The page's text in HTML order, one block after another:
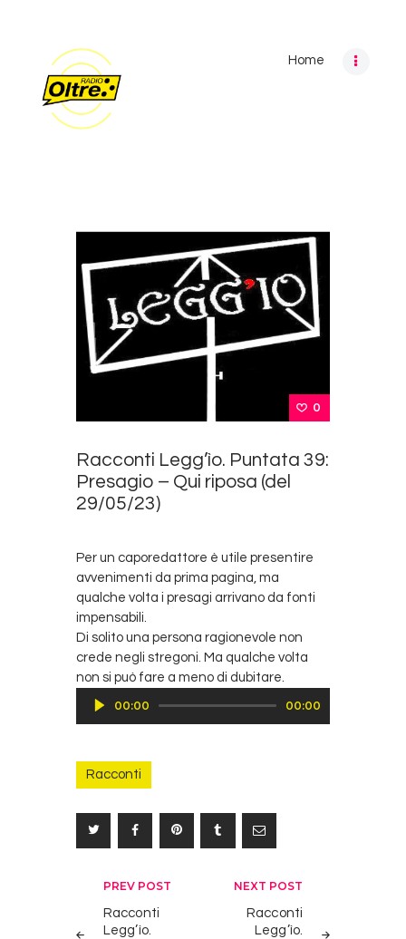
Home
Home
Contatti
Privacy Policy
0
Racconti Legg’ìo. Puntata 39:
Presagio – Qui riposa (del
29/05/23)
Per un caporedattore è utile presentire
avvenimenti da prima pagina, ma
qualche volta i presagi arrivano da fonti
impensabili.
Di solito una persona ragionevole non
crede negli stregoni. Ma qualche volta
non si può fare a meno di dubitare.
Audio
00:00 00:00
Racconti
Navigazione
articoli
PREV POST
Racconti
Legg’ìo.
NEXT POST
Racconti
Legg’ìo.